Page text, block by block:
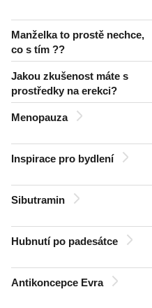
Manželka to prostě nechce,
co s tím ??
Jakou zkušenost máte s
prostředky na erekci?
Menopauza
Inspirace pro bydlení
Sibutramin
Hubnutí po padesátce
Antikoncepce Evra